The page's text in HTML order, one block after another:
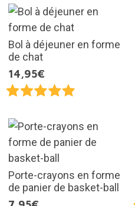
Bol à déjeuner en forme
de chat
14,95€
Porte-crayons en forme
de panier de basket-ball